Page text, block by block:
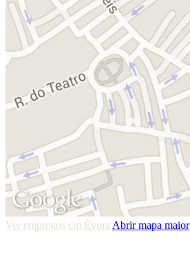
Ver empregos em Évora Abrir mapa maior